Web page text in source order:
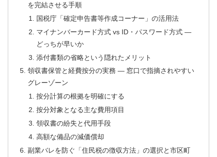
を完結させる手順
国税庁「確定申告書等作成コーナー」の活用法
マイナンバーカード方式 vs ID・パスワード方式 —
どっちが早いか
添付書類の省略という隠れたメリット
領収書保管と経費按分の実務 — 窓口で指摘されやすい
グレーゾーン
按分計算の根拠を明確にする
按分対象となる主な費用項目
領収書の紛失と代用手段
高額な備品の減価償却
副業バレを防ぐ「住民税の徴収方法」の選択と市区町